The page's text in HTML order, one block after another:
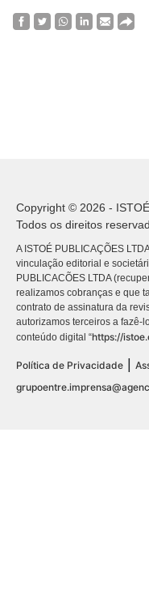
Copyright © 2026 -
Todos os direitos
A ISTOÉ PUBLICAÇÕES
vinculação editorial e
PUBLICACÕES LTDA
realizamos cobranças e que
contrato de assinatura da
autorizamos terceiros a fazê-
conteúdo digital “https://
Política de Privacidade